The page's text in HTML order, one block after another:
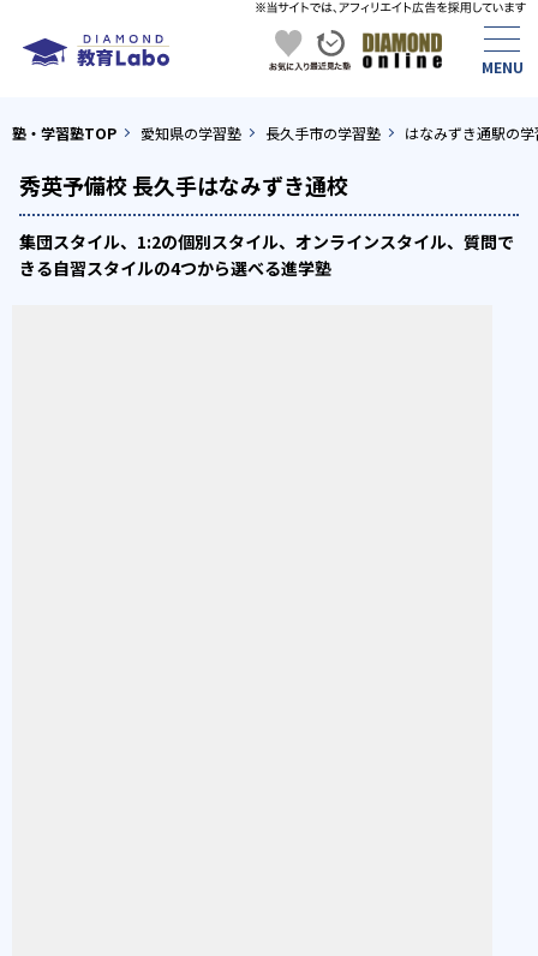
塾・学習塾TOP 愛知県の学習塾 長久手市の学習塾 はなみずき通駅の
秀英予備校 長久手はなみずき通校
集団スタイル、1:2の個別スタイル、オンラインスタイル、質問で
きる自習スタイルの4つから選べる進学塾